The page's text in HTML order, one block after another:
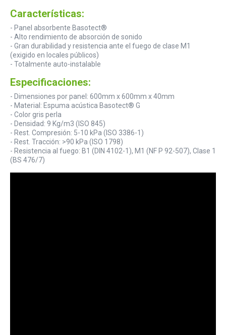
Características:
- Panel absorbente Basotect®
- Alto rendimiento de absorción de sonido
- Gran durabilidad y resistencia ante el fuego de clase M1
(exigido en locales públicos)
- Totalmente auto-instalable
Especificaciones:
- Dimensiones por panel: 600mm x 600mm x 40mm
- Material: Espuma acústica Basotect® G
- Color gris perla
- Densidad: 9 Kg/m3 (ISO 845)
- Rest. Compresión: 5-10 kPa (ISO 3386-1)
- Rest. Tracción: >90 kPa (ISO 1798)
- Resistencia al fuego: B1 (DIN 4102-1), M1 (NF P 92-507), Clase 1
(BS 476/7)